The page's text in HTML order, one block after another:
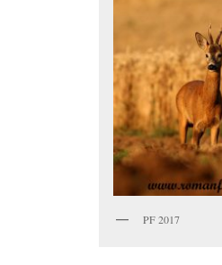
PF 2017